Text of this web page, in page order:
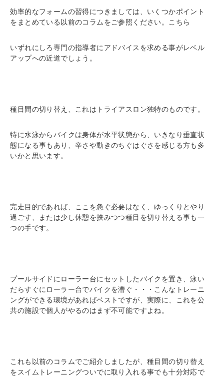
効率的なフォームの習得につきましては、いくつかポイント
をまとめている以前のコラムをご参照ください。
こちら
いずれにしろ専門の指導者にアドバイスを求める事がレベル
アップへの近道でしょう。
種目間の切り替え、これはトライアスロン独特のものです。
特に水泳からバイクは身体が水平状態から、いきなり垂直状
態になる事もあり、辛さや動きのちぐはぐさを感じる方も多
いかと思います。
完走目的であれば、ここを急ぐ必要はなく、ゆっくりとやり
過ごす、または少し休憩を挟みつつ種目を切り替える事も一
つの手です。
プールサイドにローラー台にセットしたバイクを置き、泳い
だらすぐにローラー台でバイクを漕ぐ・・・こんなトレーニ
ングができる環境があればベストですが、実際に、これを公
共の施設で個人がやるのはまず不可能ですよね。
これも以前のコラムでご紹介しましたが、種目間の切り替え
をスイムトレーニングついでに取り入れる事でも十分対応で